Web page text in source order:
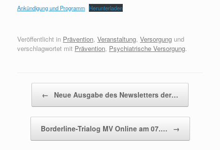
Ankündigung und Programm Herunterladen
Veröffentlicht in Prävention, Veranstaltung, Versorgung und
verschlagwortet mit Prävention, Psychiatrische Versorgung.
← Neue Ausgabe des Newsletters der…
Borderline-Trialog MV Online am 07.… →